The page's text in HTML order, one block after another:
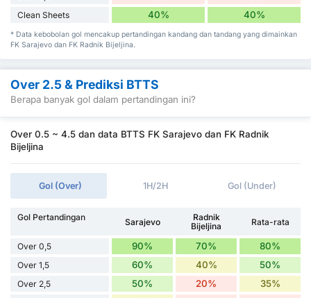
Clean Sheets 40% 40%
* Data kebobolan gol mencakup pertandingan kandang dan tandang yang dimainkan
FK Sarajevo dan FK Radnik Bijeljina.
Over 2.5 & Prediksi BTTS
Berapa banyak gol dalam pertandingan ini?
Over 0.5 ~ 4.5 dan data BTTS FK Sarajevo dan FK Radnik
Bijeljina
Gol (Over) 1H/2H Gol (Under)
Gol Pertandingan Sarajevo
Radnik
Bijeljina
Rata-rata
Over 0,5 90% 70% 80%
Over 1,5 60% 40% 50%
Over 2,5 50% 20% 35%